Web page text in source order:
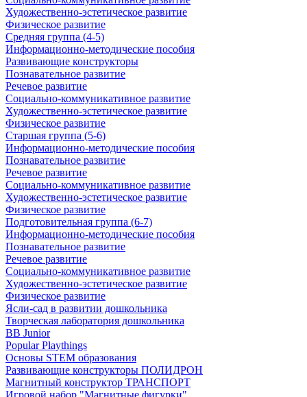
Художественно-эстетическое развитие
Физическое развитие
Средняя группа (4-5)
Информационно-методические пособия
Развивающие конструкторы
Познавательное развитие
Речевое развитие
Социально-коммуникативное развитие
Художественно-эстетическое развитие
Физическое развитие
Старшая группа (5-6)
Информационно-методические пособия
Познавательное развитие
Речевое развитие
Социально-коммуникативное развитие
Художественно-эстетическое развитие
Физическое развитие
Подготовительная группа (6-7)
Информационно-методические пособия
Познавательное развитие
Речевое развитие
Социально-коммуникативное развитие
Художественно-эстетическое развитие
Физическое развитие
Ясли-сад в развитии дошкольника
Творческая лаборатория дошкольника
BB Junior
Popular Playthings
Основы STEM образования
Развивающие конструкторы ПОЛИДРОН
Магнитный конструктор ТРАНСПОРТ
Игровой набор "Магнитные фигурки"